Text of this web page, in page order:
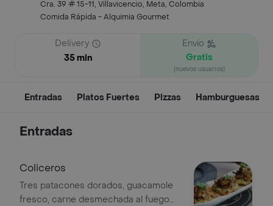
Cra. 39 # 15-11, Villavicencio, Meta, Colombia
Comida Rápida - Alquimia Gourmet
Delivery
35 min
Envío
Gratis
(nuevos usuarios)
Entradas Platos Fuertes Pizzas Hamburguesas
Entradas
Coliceros
Tres patacones dorados, guacamole
fresco, carne desmechada al fuego